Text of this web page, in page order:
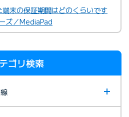
末の保証期間はどのくらいです
ズ／MediaPad
ゴリ検索